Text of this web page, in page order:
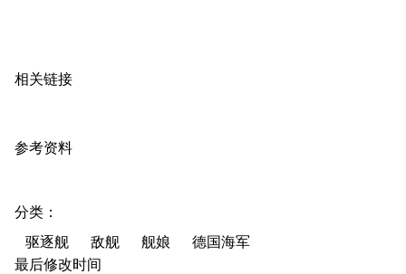
音乐
收藏室
宿舍与家具
相关链接
参考资料
分类 ：​
驱逐舰
敌舰 舰娘
德国海军
最后修改时间